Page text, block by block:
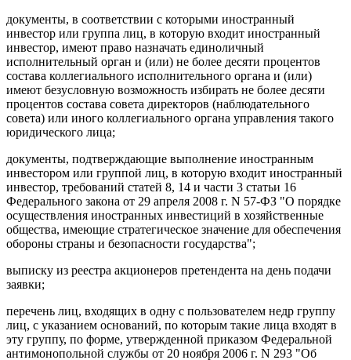
документы, в соответствии с которыми иностранный
инвестор или группа лиц, в которую входит иностранный
инвестор, имеют право назначать единоличный
исполнительный орган и (или) не более десяти процентов
состава коллегиального исполнительного органа и (или)
имеют безусловную возможность избирать не более десяти
процентов состава совета директоров (наблюдательного
совета) или иного коллегиального органа управления такого
юридического лица;
документы, подтверждающие выполнение иностранным
инвестором или группой лиц, в которую входит иностранный
инвестор, требований статей 8, 14 и части 3 статьи 16
Федерального закона от 29 апреля 2008 г. N 57-ФЗ "О порядке
осуществления иностранных инвестиций в хозяйственные
общества, имеющие стратегическое значение для обеспечения
обороны страны и безопасности государства";
выписку из реестра акционеров претендента на день подачи
заявки;
перечень лиц, входящих в одну с пользователем недр группу
лиц, с указанием оснований, по которым такие лица входят в
эту группу, по форме, утвержденной приказом Федеральной
антимонопольной службы от 20 ноября 2006 г. N 293 "Об